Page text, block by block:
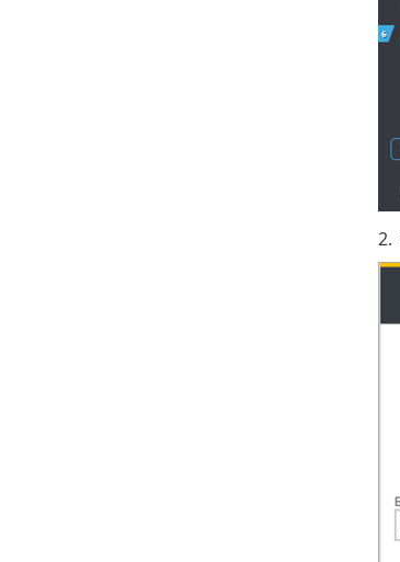
2.